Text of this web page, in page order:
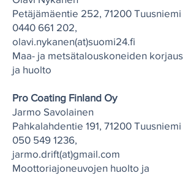
Petäjämäentie 252, 71200 Tuusniemi
0440 661 202,
olavi.nykanen(at)suomi24.fi
Maa- ja metsätalouskoneiden korjaus
ja huolto
Pro Coating Finland Oy
Jarmo Savolainen
Pahkalahdentie 191, 71200 Tuusniemi
050 549 1236,
jarmo.drift(at)gmail.com
Moottoriajoneuvojen huolto ja